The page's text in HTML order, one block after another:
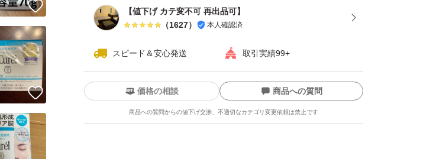
【値下げ カテ変不可 再出品可】
（1627） 本人確認済
スピード＆安心発送 取引実績99+
価格の相談 商品への質問
商品への質問からの値下げ交渉、不適切なカテゴリ変更依頼は禁止です
いいね！